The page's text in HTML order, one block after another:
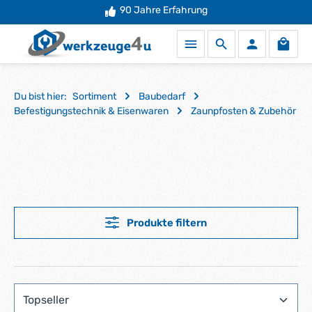
Zum Hauptinhalt springen90 Jahre Erfahrung
Du bist hier: Sortiment
Baubedarf
Befestigungstechnik & Eisenwaren
Zaunpfosten & Zubehör
Produkte filtern